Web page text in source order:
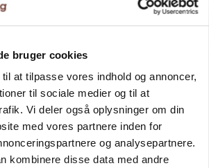
bruger cookies
at tilpasse vores indhold og annoncer,
til sociale medier og til at
Vi deler også oplysninger om din
med vores partnere inden for
og analysepartnere.
kombinere disse data med andre
03. aug.
03. aug.